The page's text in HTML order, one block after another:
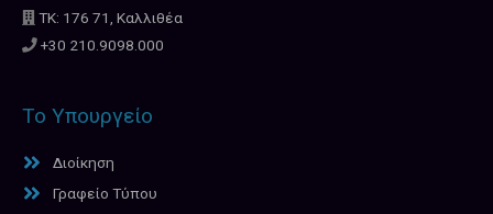
ΤΚ: 176 71, Καλλιθέα
+30 210.9098.000
Το Υπουργείο
Διοίκηση
Γραφείο Τύπου